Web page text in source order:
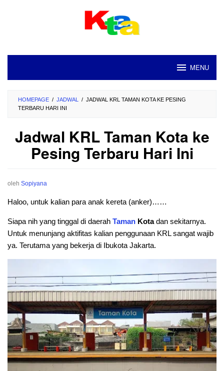
MENU
HOMEPAGE / JADWAL / JADWAL KRL TAMAN KOTA KE PESING
TERBARU HARI INI
Jadwal KRL Taman Kota ke
Pesing Terbaru Hari Ini
oleh Sopiyana
Haloo, untuk kalian para anak kereta (anker)……
Siapa nih yang tinggal di daerah Taman Kotadan sekitarnya.
Untuk menunjang aktifitas kalian penggunaan KRL sangat wajib
ya. Terutama yang bekerja di Ibukota Jakarta.